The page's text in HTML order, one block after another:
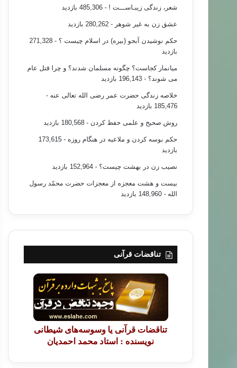
شعر، زندگی زیبـاســـت ! - 485,306 بازدید
عشق زن به غیر شوهر - 280,262 بازدید
حکم نوشیدن آبجو (بیره) در اسلام چیست ؟
- 271,328
بازدید
میانمار کجاست؟ چگونه مسلمان شدند؟ و چرا قتل عام
می شوند؟ - 196,143 بازدید
خلاصه زندگی حضرت عمر رضی الله تعالی عنه -
185,476 بازدید
روش صحیح و علمی حفظ کردن - 180,568 بازدید
حکم بوسه کردن و ملاعبه در هنگام روزه
- 173,615
بازدید
نصیب زن در بهشت چیست؟ - 152,964 بازدید
بیست و هشت معجزه از معجزات حضرت محمّد رسول
الله - 148,960 بازدید
تناقضات قرآنی
تناقضات قرآنی یا وسوسه‌های شیطانی
نویسنده : استاد محمد احمدیان